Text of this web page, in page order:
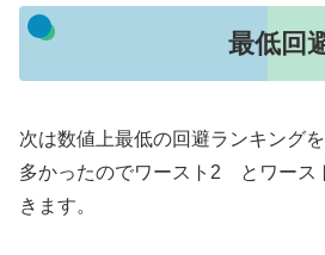
最低回
次は数値上最低の回避ランキング
多かったのでワースト2 とワース
きます。